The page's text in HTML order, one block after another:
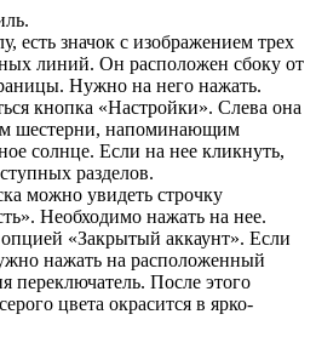
есть значок с изображением трех
линий. Он расположен сбоку от
Нужно на него нажать.
кнопка «Настройки». Слева она
шестерни, напоминающим
солнце. Если на нее кликнуть,
разделов.
можно увидеть строчку
Необходимо нажать на нее.
«Закрытый аккаунт». Если
нажать на расположенный
переключатель. После этого
цвета окрасится в ярко-